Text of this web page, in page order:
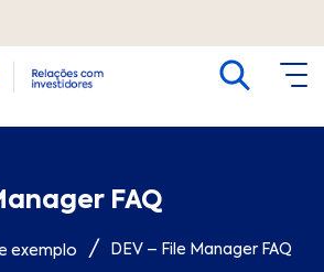
FAQ
exemplo / DEV – File Manager FAQ